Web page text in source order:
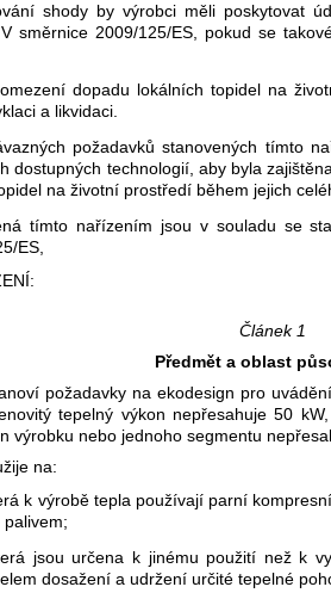
shody by výrobci měli poskytovat
směrnice 2009/125/ES, pokud se
dopadu lokálních topidel na
a likvidaci.
požadavků stanovených tímto
dostupných technologií, aby byla
na životní prostředí během jejich
tímto nařízením jsou v souladu se
ES,
Článek 1
Předmět a oblast
požadavky na ekodesign pro
tepelný výkon nepřesahuje 50
výrobku nebo jednoho segmentu
na:
k výrobě tepla používají parní
jsou určena k jinému použití než k
dosažení a udržení určité tepelné